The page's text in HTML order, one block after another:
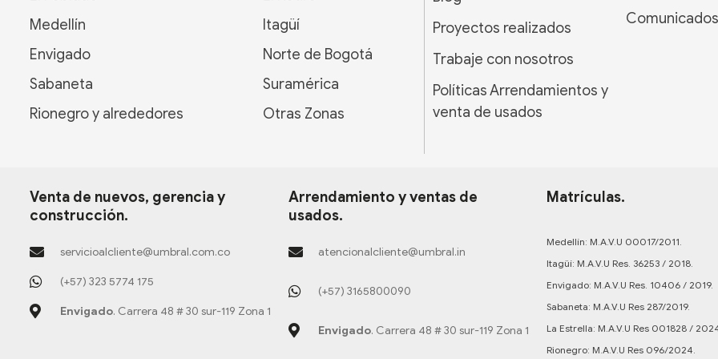
Medellín
Envigado
Sabaneta
Rionegro y alrededores
Itagüí
Norte de Bogotá
Suramérica
Otras Zonas
Proyectos realizados
Trabaje con nosotros
Políticas Arrendamientos y
venta de usados
Comunicados
Venta de nuevos, gerencia y
construcción.
servicioalcliente@umbral.com.co
(+57) 323 5774 175
Envigado. Carrera 48 # 30 sur-119 Zona 1
Arrendamiento y ventas de
usados.
atencionalcliente@umbral.in
(+57) 3165800090
Envigado. Carrera 48 # 30 sur-119 Zona 1
Matrículas.
Medellín: M.A.V.U 00017/2011.
Itagüí: M.A.V.U Res. 36253 / 2018.
Envigado: M.A.V.U Res. 10406 / 2019.
Sabaneta: M.A.V.U Res 287/2019.
La Estrella: M.A.V.U Res 001828 /
Rionegro: M.A.V.U Res 096/2024.